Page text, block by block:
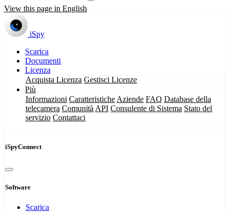
View this page in English
iSpy
Scarica
Documenti
Licenza
Acquista Licenza Gestisci Licenze
Più
Informazioni Caratteristiche Aziende FAQ Database della
telecamera Comunità API Consulente di Sistema Stato del
servizio Contattaci
iSpyConnect
Software
Scarica